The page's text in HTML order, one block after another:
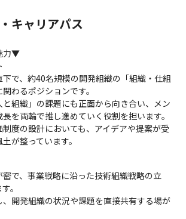
キャリアパス
力▼
下で、約40名規模の開発組織の「組織・仕組
わるポジションです。
組織」の課題にも正面から向き合い、メン
を両輪で推し進めていく役割を担います。
制度の設計においても、アイデアや提案が受
が整っています。
密で、事業戦略に沿った技術組織戦略の立
。
開発組織の状況や課題を直接共有する場が